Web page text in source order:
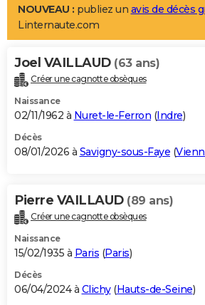
LIFESTYLE
Art de vivre
Bien-être
Loisirs
Mode
Modes de vie
Alimentation
Guide de la santé
Maladies
Médicaments
Sommeil
VOYAGE
Destinations
City break
Voyage nature
Voyage de noces
Forum
Climat
+PHOTO
GUIDES D'ACHAT
BONS PLANS
Carte de Noël
Carte Bonne année
Carte Saint-Valentin
Carte Pâques
Carte d'anniversaire
DICTIONNAIRE
Dictionnaire
Biographies
Citations
Expressions
Proverbes
PROGRAMME TV
S'inscrire
Se connecter
Lycées
Collèges
Primaires
Universités
Entreprises
Service militaire
Avis de recherche
AVIS DE DÉCÈS
NOUVEAU : publiez un avis de décès
Linternaute.com
Joel VAILLAUD (63 ans)
Créer une cagnotte obsèques
Naissance
02/11/1962 à Nuret-le-Ferron (Indre)
Décès
08/01/2026 à Savigny-sous-Faye (
Pierre VAILLAUD (89 ans)
Créer une cagnotte obsèques
Naissance
15/02/1935 à Paris (Paris)
Décès
06/04/2024 à Clichy(Hauts-de-Seine)